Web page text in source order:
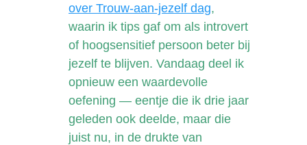
over Trouw-aan-jezelf dag,
waarin ik tips gaf om als introvert
of hoogsensitief persoon beter bij
jezelf te blijven. Vandaag deel ik
opnieuw een waardevolle
oefening — eentje die ik drie jaar
geleden ook deelde, maar die
juist nu, in de drukte van